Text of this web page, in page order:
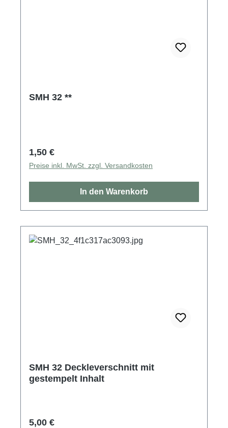
SMH 32 **
Regulärer Preis:
1,50 €
Preise inkl. MwSt. zzgl. Versandkosten
In den Warenkorb
SMH 32 Deckleverschnitt mit
gestempelt Inhalt
Regulärer Preis:
5,00 €